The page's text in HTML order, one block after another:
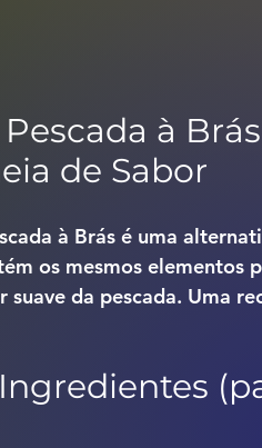
à
de Sabor
à Brás é uma
os mesmos
suave da pescada. Uma